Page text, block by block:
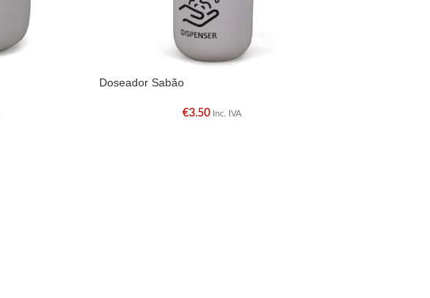
Doseador Sabão
€3.50 Inc. IVA